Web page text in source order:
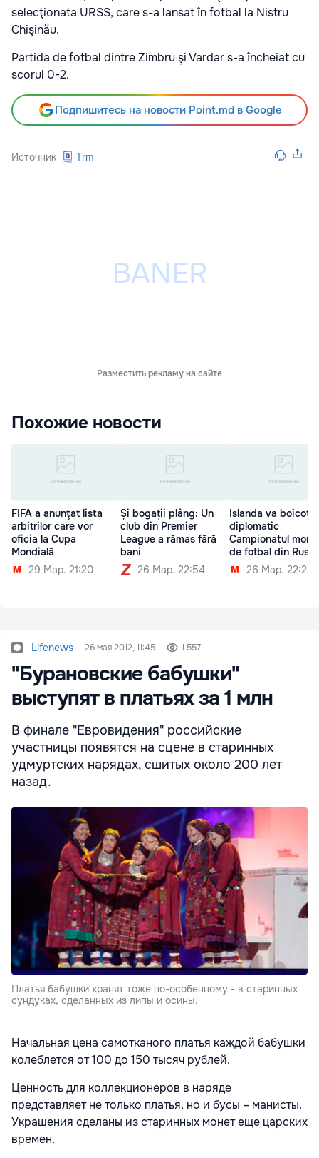
selecţionata URSS, care s-a lansat în fotbal la Nistru
Chişinău.
Partida de fotbal dintre Zimbru şi Vardar s-a încheiat cu
scorul 0-2.
Подпишитесь на новости Point.md в Google
Источник Trm
Разместить рекламу на сайте
Похожие новости
FIFA a anunţat lista
arbitrilor care vor
oficia la Cupa
Mondială
29 Мар. 21:20
Și bogații plâng: Un
club din Premier
League a rămas fără
bani
26 Мар. 22:54
Islanda va boicota
diplomatic
Campionatul
de fotbal din Rusia
26 Мар. 22:22
Lifenews 26 мая 2012, 11:45 1 557
"Бурановские бабушки"
выступят в платьях за 1 млн
В финале "Евровидения" российские
участницы появятся на сцене в старинных
удмуртских нарядах, сшитых около 200 лет
назад.
Платья бабушки хранят тоже по-особенному - в старинных
сундуках, сделанных из липы и осины.
Начальная цена самотканого платья каждой бабушки
колеблется от 100 до 150 тысяч рублей.
Ценность для коллекционеров в наряде
представляет не только платья, но и бусы – манисты.
Украшения сделаны из старинных монет еще царских
времен.